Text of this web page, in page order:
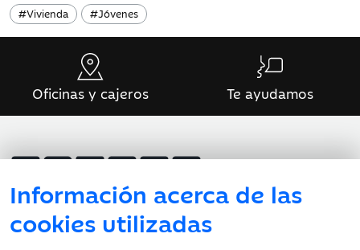
Vivienda
# Jóvenes
#
Información acerca de las
cookies utilizadas
Oficinas y cajeros Te ayudamos
Atención al cliente